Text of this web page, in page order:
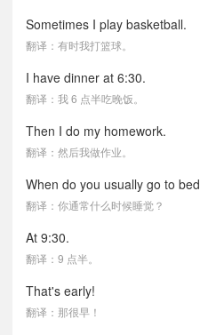
Sometimes I play basketball.
翻译：有时我打篮球。
I have dinner at 6:30.
翻译：我 6 点半吃晚饭。
Then I do my homework.
翻译：然后我做作业。
When do you usually go to
翻译：你通常什么时候睡觉？
At 9:30.
翻译：9 点半。
That's early!
翻译：那很早！